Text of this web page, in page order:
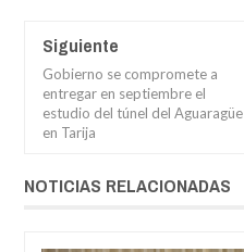
Siguiente
Gobierno se compromete a
entregar en septiembre el
estudio del túnel del Aguaragüe
en Tarija
NOTICIAS RELACIONADAS